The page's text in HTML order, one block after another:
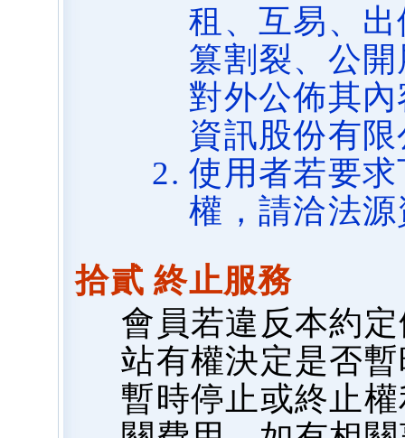
租、互易、
篡割裂、公
對外公佈其
資訊股份有
使用者若要
權，請洽法
拾貳 終止服務
會員若違反本約
站有權決定是否
暫時停止或終止